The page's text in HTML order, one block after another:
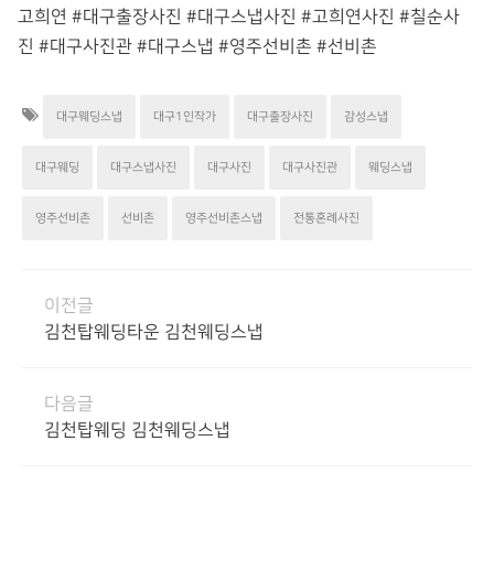
고희연 #대구출장사진 #대구스냅사진 #고희연사진 #칠순사
진 #대구사진관 #대구스냅 #영주선비촌 #선비촌
대구웨딩스냅 대구1인작가 대구출장사진 감성스냅
대구웨딩 대구스냅사진 대구사진 대구사진관 웨딩스냅
영주선비촌 선비촌 영주선비촌스냅 전통혼례사진
이전글
김천탑웨딩타운 김천웨딩스냅
다음글
김천탑웨딩 김천웨딩스냅